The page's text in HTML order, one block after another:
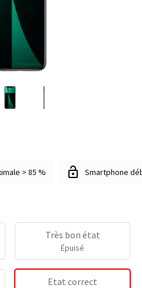
> 85 % Smartphone
Très bon état
Épuisé
Etat correct